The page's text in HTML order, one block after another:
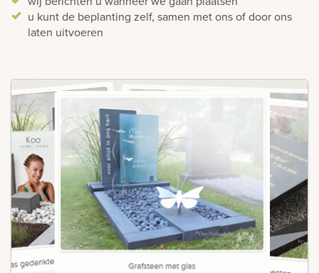
u kunt de beplanting zelf, samen met ons of door ons
laten uitvoeren